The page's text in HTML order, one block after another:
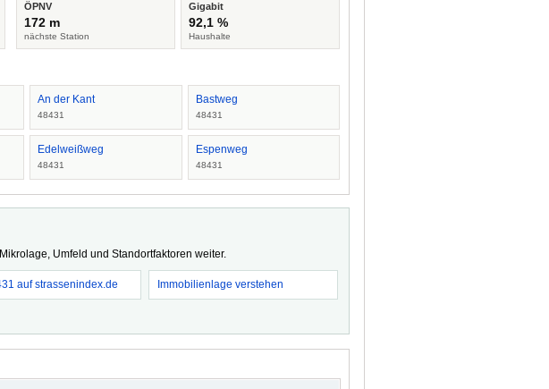
ÖPNV
172 m
nächste Station
Gigabit
92,1 %
Haushalte
An der Kant
48431
Bastweg
48431
Edelweißweg
48431
Espenweg
48431
Umfeld und Standortfaktoren weiter.
auf strassenindex.de Immobilienlage verstehen